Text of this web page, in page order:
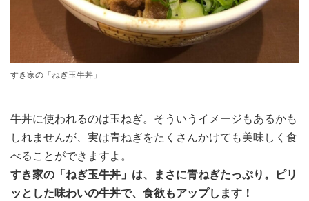
すき家の「ねぎ玉牛丼」
牛丼に使われるのは玉ねぎ。そういうイメージもあるかも
しれませんが、実は青ねぎをたくさんかけても美味しく食
べることができますよ。
すき家の「ねぎ玉牛丼」は、まさに青ねぎたっぷり。ピリ
ッとした味わいの牛丼で、食欲もアップします！